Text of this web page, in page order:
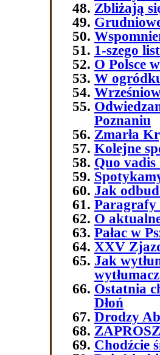
Zbliżają
1-szego
O Polsce
W
Poznaniu
Zmarła
Kolejne
Quo vadis
Jak
Paragrafy
O
Pałac w
XXV
Jak
Ostatnia
Dłoń
Drodzy
Chodźcie